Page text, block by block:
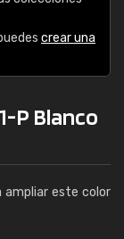
crear una
P Blanco
ampliar este color